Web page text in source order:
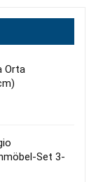
Orta
Set 3-